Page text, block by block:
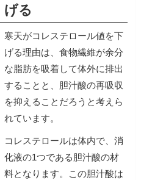
げる
寒天がコレステロール値を下
げる理由は、食物繊維が余分
な脂肪を吸着して体外に排出
することと、胆汁酸の再吸収
を抑えることだろうと考えら
れています。
コレステロールは体内で、消
化液の1つである胆汁酸の材
料となります。この胆汁酸は